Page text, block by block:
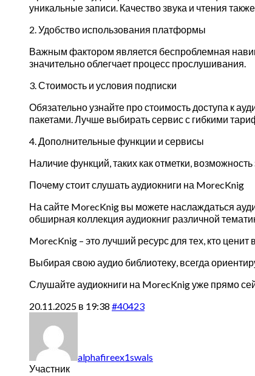
уникальные записи. Качество звука и чтения
2. Удобство использования платформы
Важным фактором является беспроблемная
значительно облегчает процесс прослушивания.
3. Стоимость и условия подписки
Обязательно узнайте про стоимость доступа к
пакетами. Лучше выбирать сервис с гибкими
4. Дополнительные функции и сервисы
Наличие функций, таких как отметки,
Почему стоит слушать аудиокниги на MorecKnig
На сайте MorecKnig вы можете наслаждаться
обширная коллекция аудиокниг различной
MorecKnig – это лучший ресурс для тех, кто
Выбирая свою аудио библиотеку, всегда
Слушайте аудиокниги на MorecKnig уже прямо
20.11.2025 в 19:38 #40423
alphafireex1swals
Участник